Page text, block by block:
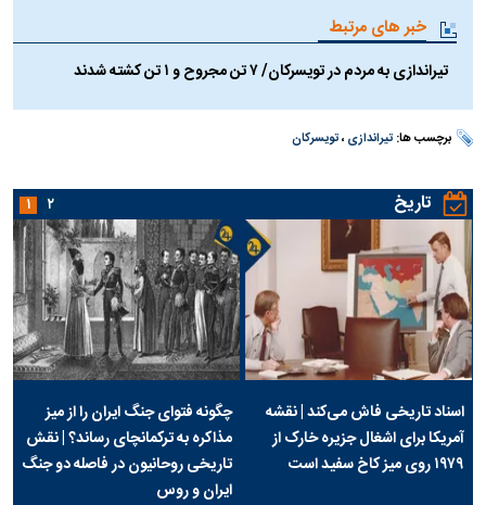
خبر های مرتبط
تیراندازی به مردم در تویسرکان/ ۷ تن مجروح و ۱ تن کشته شدند
برچسب ها:تیراندازی ،تویسرکان
تاریخ
اسناد تاریخی فاش می‌کند | نقشه
آمریکا برای اشغال جزیره خارک از
۱۹۷۹ روی میز کاخ سفید است
چگونه فتوای جنگ ایران را از میز
مذاکره به ترکمانچای رساند؟ | نقش
تاریخی روحانیون در فاصله دو جنگ
ایران و روس
۱ ۲